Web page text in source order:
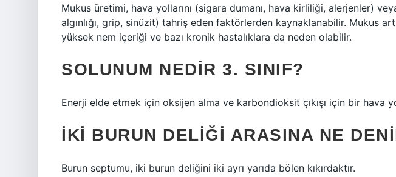
Mukus üretimi, hava yollarını (sigara dumanı, hava kirliliği, alerjenler)
algınlığı, grip, sinüzit) tahriş eden faktörlerden kaynaklanabilir. Mukus
yüksek nem içeriği ve bazı kronik hastalıklara da neden olabilir.
SOLUNUM NEDIR 3. SINIF?
Enerji elde etmek için oksijen alma ve karbondioksit çıkışı için bir hava
İKI BURUN DELIĞI ARASINA NE
Burun septumu, iki burun deliğini iki ayrı yarıda bölen kıkırdaktır.